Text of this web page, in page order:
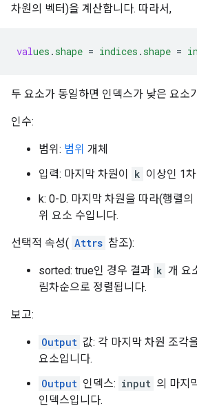
차원의 벡터)을 계산합니다. 따라서,
values .shape = indices .shape =
두 요소가 동일하면 인덱스가 낮은 요소
인수:
범위: 범위 개체
입력: 마지막 차원이
k 이상인 1
k: 0-D. 마지막 차원을 따라(행렬
위 요소 수입니다.
선택적 속성( Attrs 참조):
sorted: true인 경우 결과 k 개 요
림차순으로 정렬됩니다.
보고:
Output 값: 각 마지막 차원 조각
요소입니다.
Output 인덱스: input 의 마지
인덱스입니다.